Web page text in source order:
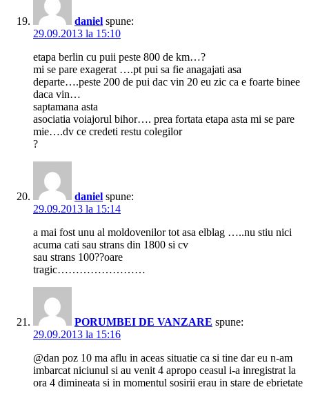
daniel spune:
29.09.2013 la 15:10
etapa berlin cu puii peste 800 de km…?
mi se pare exagerat ….pt pui sa fie anagajati asa
departe….peste 200 de pui dac vin 20 eu zic ca e foarte binee
daca vin…
saptamana asta
asociatia voiajorul bihor…. prea fortata etapa asta mi se pare
mie….dv ce credeti restu colegilor
?
daniel spune:
29.09.2013 la 15:14
a mai fost unu al moldovenilor tot asa elblag …..nu stiu nici
acuma cati sau strans din 1800 si cv
sau strans 100??oare
tragic……………………
PORUMBEI DE VANZARE spune:
29.09.2013 la 15:16
@dan poz 10 ma aflu in aceas situatie ca si tine dar eu n-am
imbarcat niciunul si au venit 4 apropo ceasul i-a inregistrat la
ora 4 dimineata si in momentul sosirii erau in stare de ebrietate